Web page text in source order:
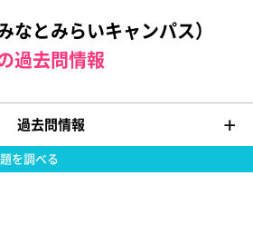
なとみらいキャンパス）
過去問情報
過去問情報
を調べる